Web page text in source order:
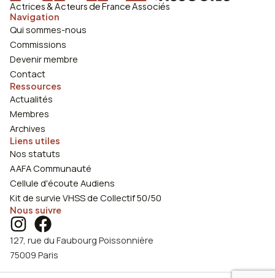
Actrices & Acteurs de France Associés
Navigation
Qui sommes-nous
Commissions
Devenir membre
Contact
Ressources
Actualités
Membres
Archives
Liens utiles
Nos statuts
AAFA Communauté
Cellule d'écoute Audiens
Kit de survie VHSS de Collectif 50/50
Nous suivre
127, rue du Faubourg Poissonnière
75009 Paris